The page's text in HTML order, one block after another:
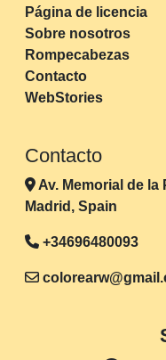
Página de licencia
Sobre nosotros
Rompecabezas
Contacto
WebStories
Contacto
Av. Memorial de la
Madrid, Spain
+34696480093